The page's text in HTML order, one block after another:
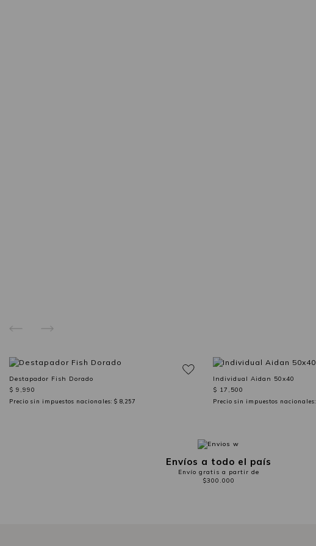
Destapador Fish Dorado
$ 9,990
Precio sin impuestos nacionales: $ 8,257
Individual Aidan 50x40
$ 17,500
Precio sin impuestos nacionales:
Envíos a todo el país
Envío gratis a partir de
$300.000